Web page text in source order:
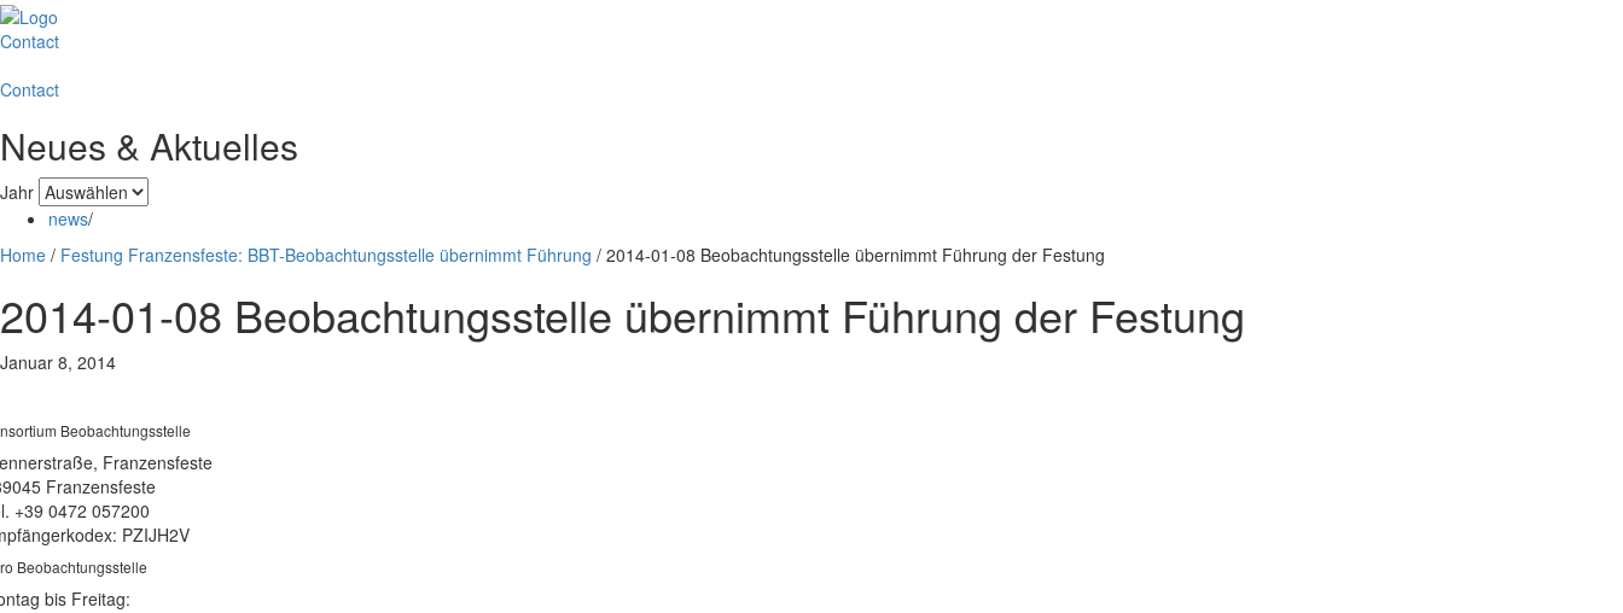
Contact
Contact
Neues & Aktuelles
Jahr
news/
Home / Festung Franzensfeste: BBT-Beobachtungsstelle übernimmt Führung / 2014-01-08 Beobachtungsstelle übernimmt Führung der Festung
2014-01-08 Beobachtungsstelle übernimmt Führung der Festung
Januar 8, 2014
Beobachtungsstelle
Franzensfeste
Franzensfeste
+39 0472 057200
PZIJH2V
Beobachtungsstelle
bis Freitag: